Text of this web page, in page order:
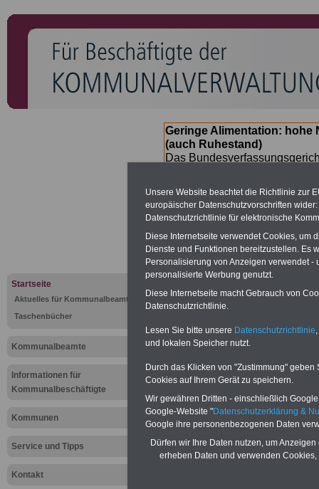
Startseite
Aktuelles für Kommunalbeamte
Taschenbücher
Kommunalbeamte
Informationen für
Kommunalbeschäftigte
Kommunen
Service und Tipps
Kontakt
Geringe Alimentation: hohe
(auch Ruhestand)
Das
(Beamte &
Nachzahlungen
SERVICE gibt hierzu im II.
(unmittelbar nach Beschluss
Bundesregierung >>>
zur
EltZV
Zehn
Beamte zum Komplettpreis von 15
geeignet.Sie können Sie zehn
und ausdrucken:Wissenswertes
öffentlichen Dienst>>>mehr
ACHTUNG Nachzahlung für alle
Unsere Website beachtet die Richtlinie zur
europäischer Datenschutzvorschriften
Datenschutzrichtlinie für elektronische
Diese Internetseite verwendet Cookies, um
Dienste und Funktionen bereitzustellen. Es
Personalisierung von Anzeigen verwendet
personalisierte Werbung genutzt.
Diese Internetseite macht Gebrauch von
Datenschutzrichtlinie.
Lesen Sie bitte unsere Datenschutzrichtlinie
und lokalen Speicher nutzt.
Durch das Klicken von "Zustimmung"
Cookies auf Ihrem Gerät zu speichern.
Wir gewähren Dritten - einschließlich
Google-Website "Datenschutzerklärung &
Google ihre personenbezogenen Daten
Dürfen wir Ihre Daten nutzen, um
erheben Daten und verwenden